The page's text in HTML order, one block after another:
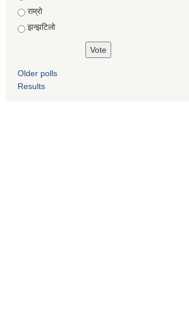
राम्रो
झन्झटिलो
Older polls
Results